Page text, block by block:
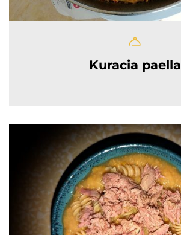
Kuracia paella